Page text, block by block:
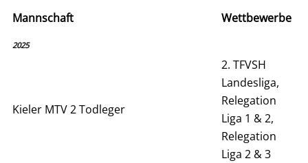
Mannschaft Wettbewerbe
2025
Kieler MTV 2 Todleger
2. TFVSH
Landesliga,
Relegation
Liga 1 & 2,
Relegation
Liga 2 & 3